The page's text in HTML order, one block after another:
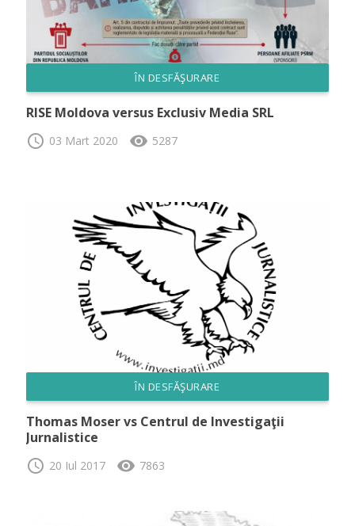
ÎN DESFĂŞURARE
RISE Moldova versus Exclusiv Media SRL
schedule 03 Mart 2020 visibility 5287
ÎN DESFĂŞURARE
Thomas Moser vs Centrul de Investigaţii
Jurnalistice
schedule 20 Iul 2017 visibility 7863